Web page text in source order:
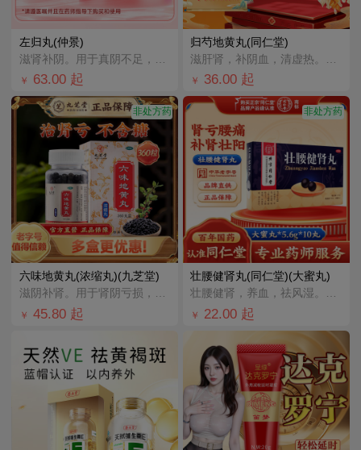
左归丸(仲景)
￥ 63.00 起
归芍地黄丸(同仁堂)
￥ 36.00 起
非处方药
六味地黄丸(浓缩丸)(九芝堂)
滋阴补肾。用于肾阴亏损，头晕耳鸣，腰膝酸软，骨蒸潮热，盗汗遗精。
￥ 45.80 起
非处方药
壮腰健肾丸(同仁堂)(大蜜丸)
壮腰健肾，养血，祛风湿。用于肾亏腰痛，膝软无力，小便频数，风湿骨痛，神经衰弱。
￥ 22.00 起